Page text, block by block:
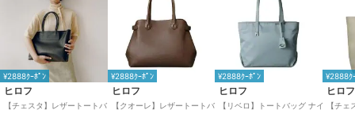
ブランド ヒロフ
ショップ ヒロフ
バッグ トートバッグ
¥2888ｸｰﾎﾟﾝ
ヒロフ
【チェスタ】レザートートバ
¥2888ｸｰﾎﾟﾝ
ヒロフ
【クオーレ】レザートートバ
¥2888ｸｰﾎﾟﾝ
ヒロフ
【リベロ】トートバッグ ナイ
¥2888ｸ
ヒロフ
【チ